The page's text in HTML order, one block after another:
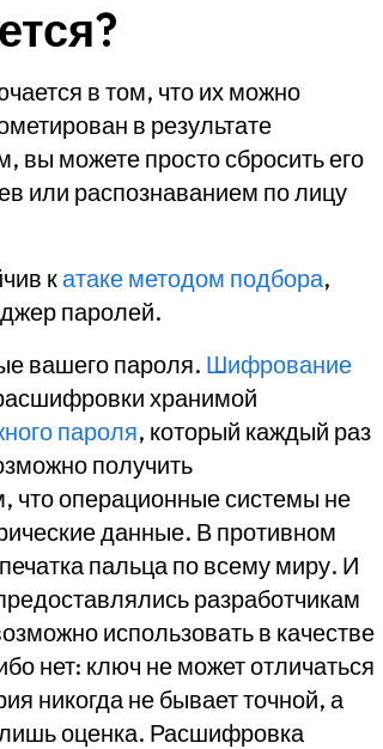
в том, что их можно
в результате
вы можете просто сбросить его
или распознаванием по лицу
катаке методом подбора,
паролей.
вашего пароля. Шифрование
хранимой
пароля, который каждый раз
получить
что операционные системы не
данные. В противном
пальца по всему миру. И
разработчикам
использовать в качестве
нет: ключ не может отличаться
никогда не бывает точной, а
оценка. Расшифровка